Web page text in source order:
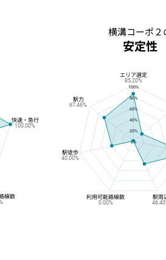
線数
快速・急行
100.00%
横溝コーポ２
安定性
100%
80%
60%
40%
20%
0%
エリア選定
85.20%
駅力
67.46%
駅徒歩
40.00%
利用可能路線数
0.00%
駅周